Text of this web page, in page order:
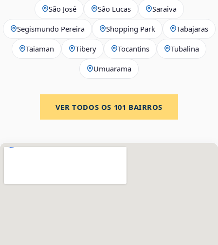
São José São Lucas Saraiva
Segismundo Pereira Shopping Park Tabajaras
Taiaman Tibery Tocantins Tubalina
Umuarama
VER TODOS OS 101 BAIRROS